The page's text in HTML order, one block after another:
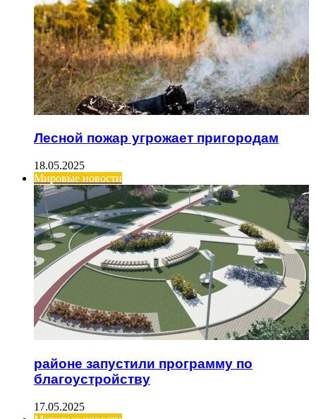
Лесной пожар угрожает пригородам
18.05.2025
Мировые новости
районе запустили программу по
благоустройству
17.05.2025